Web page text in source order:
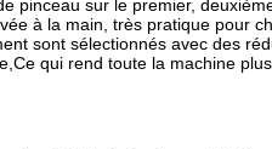
pinceau sur le premier,
à la main, très pratique pour
sont sélectionnés avec des
qui rend toute la machine plus